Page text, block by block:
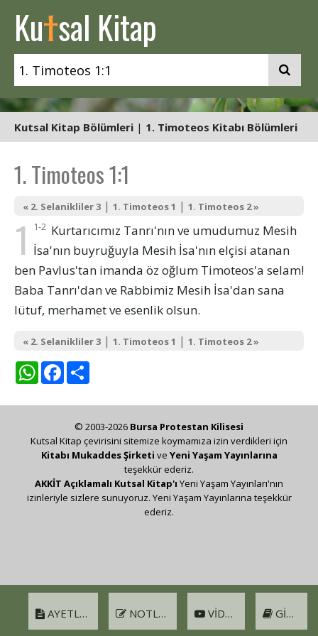
Kutsal Kitap
Kutsal Kitap Bölümleri | 1. Timoteos Kitabı Bölümleri
1. Timoteos 1:1
« 2. Selanikliler 3 | 1. Timoteos 1 | 1. Timoteos 2 »
1 1-2 Kurtarıcımız Tanrı'nın ve umudumuz Mesih
İsa'nın buyruğuyla Mesih İsa'nın elçisi atanan
ben Pavlus'tan imanda öz oğlum Timoteos'a selam!
Baba Tanrı'dan ve Rabbimiz Mesih İsa'dan sana
lütuf, merhamet ve esenlik olsun.
« 2. Selanikliler 3 | 1. Timoteos 1 | 1. Timoteos 2 »
WhatsAppFacebook
AYETLER NOTLAR VIDEO GIRIŞ
© 2003-2026 Bursa Protestan Kilisesi
Kutsal Kitap çevirisini sitemize koymamıza izin verdikleri için
Kitabı Mukaddes Şirketi ve Yeni Yaşam Yayınlarına
teşekkür ederiz.
AKKİT Açıklamalı Kutsal Kitap'ı Yeni Yaşam Yayınları'nın
izinleriyle sizlere sunuyoruz. Yeni Yaşam Yayınlarına teşekkür
ederiz.